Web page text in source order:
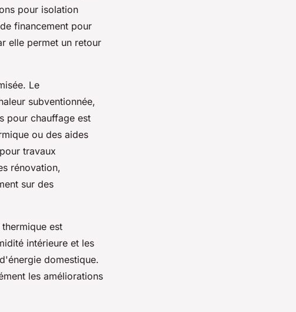
pour isolation
financement pour
elle permet un retour
Le
subventionnée,
pour chauffage est
ou des aides
travaux
rénovation,
sur des
est
intérieure et les
domestique.
les améliorations